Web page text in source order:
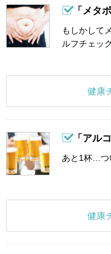
「メタ
もしかして
ルフチェッ
健康
「アル
あと1杯…つ
健康